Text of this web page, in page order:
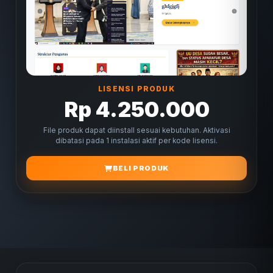
LISENSI PRODUK
Rp 4.250.000
File produk dapat diinstall sesuai kebutuhan. Aktivasi
dibatasi pada 1 instalasi aktif per kode lisensi.
BELI PRODUK